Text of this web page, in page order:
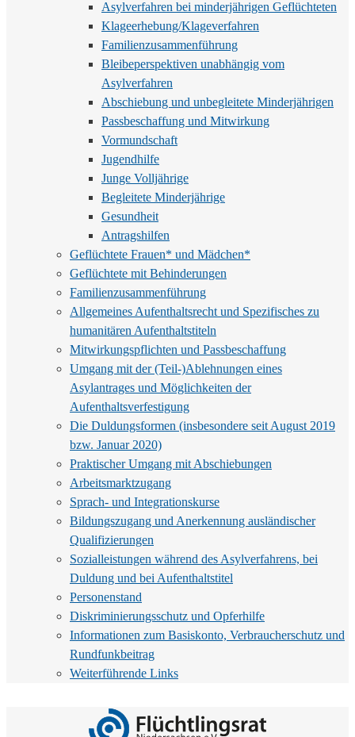
Asylverfahren bei minderjährigen Geflüchteten
Klageerhebung/Klageverfahren
Familienzusammenführung
Bleibeperspektiven unabhängig vom
Asylverfahren
Abschiebung und unbegleitete Minderjährigen
Passbeschaffung und Mitwirkung
Vormundschaft
Jugendhilfe
Junge Volljährige
Begleitete Minderjährige
Gesundheit
Antragshilfen
Geflüchtete Frauen* und Mädchen*
Geflüchtete mit Behinderungen
Familienzusammenführung
Allgemeines Aufenthaltsrecht und Spezifisches zu
humanitären Aufenthaltstiteln
Mitwirkungspflichten und Passbeschaffung
Umgang mit der (Teil-)Ablehnungen eines
Asylantrages und Möglichkeiten der
Aufenthaltsverfestigung
Die Duldungsformen (insbesondere seit August 2019
bzw. Januar 2020)
Praktischer Umgang mit Abschiebungen
Arbeitsmarktzugang
Sprach- und Integrationskurse
Bildungszugang und Anerkennung ausländischer
Qualifizierungen
Sozialleistungen während des Asylverfahrens, bei
Duldung und bei Aufenthaltstitel
Personenstand
Diskriminierungsschutz und Opferhilfe
Informationen zum Basiskonto, Verbraucherschutz und
Rundfunkbeitrag
Weiterführende Links